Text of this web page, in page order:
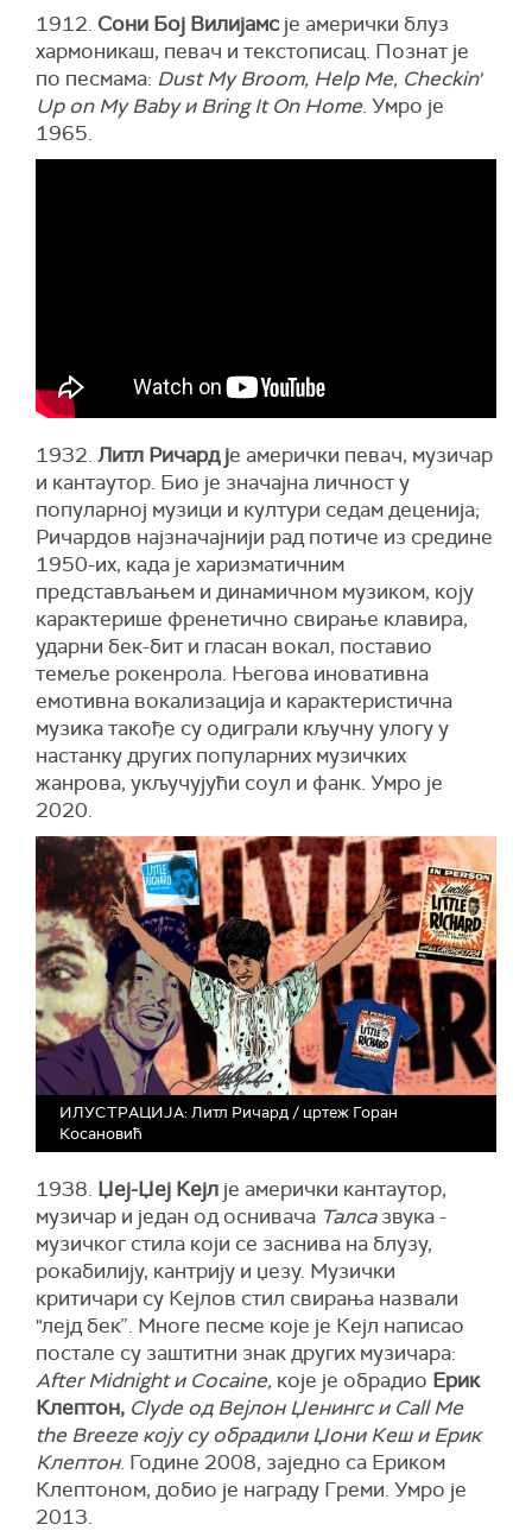
1912. Сони Бој Вилијамс је амерички блуз
хармоникаш, певач и текстописац. Познат је
по песмама: Dust My Broom, Help Me, Checkin'
Up on My Baby и Bring It On Home. Умро је
1965.
1932. Литл Ричард је амерички певач, музичар
и кантаутор. Био је значајна личност у
популарној музици и култури седам деценија;
Ричардов најзначајнији рад потиче из средине
1950-их, када је харизматичним
представљањем и динамичном музиком, коју
карактерише френетично свирање клавира,
ударни бек-бит и гласан вокал, поставио
темеље рокенрола. Његова иновативна
емотивна вокализација и карактеристична
музика такође су одиграли кључну улогу у
настанку других популарних музичких
жанрова, укључујући соул и фанк. Умро је
2020.
ИЛУСТРАЦИЈА: Литл Ричард / цртеж Горан
Косановић
1938. Џеј-Џеј Кејл је амерички кантаутор,
музичар и један од оснивача Талсазвука -
музичког стила који се заснива на блузу,
рокабилију, кантрију и џезу. Музички
критичари су Кејлов стил свирања назвали
"лејд бек”. Многе песме које је Кејл написао
постале су заштитни знак других музичара:
After Midnight и Cocaine, које је обрадио Ерик
Клептон, Clyde од Вејлон Џенингс и Call Me
the Breeze коју су обрадили Џони Кеш и Ерик
Клептон. Године 2008, заједно са Ериком
Клептоном, добио је награду Греми. Умро је
2013.